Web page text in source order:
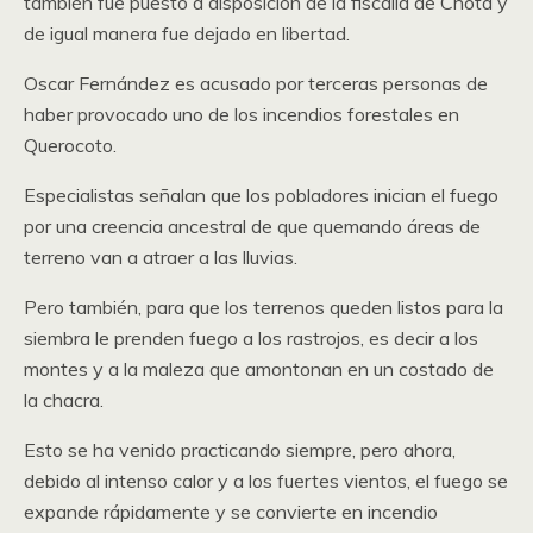
de igual manera fue dejado en libertad.
Oscar Fernández es acusado por terceras personas de
haber provocado uno de los incendios forestales en
Querocoto.
Especialistas señalan que los pobladores inician el fuego
por una creencia ancestral de que quemando áreas de
terreno van a atraer a las lluvias.
Pero también, para que los terrenos queden listos para la
siembra le prenden fuego a los rastrojos, es decir a los
montes y a la maleza que amontonan en un costado de
la chacra.
Esto se ha venido practicando siempre, pero ahora,
debido al intenso calor y a los fuertes vientos, el fuego se
expande rápidamente y se convierte en incendio